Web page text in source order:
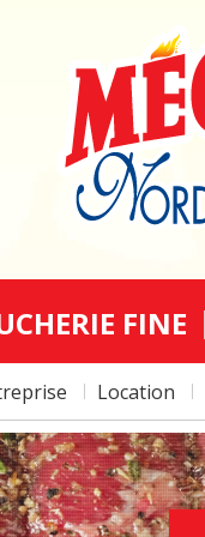
FINE
Location